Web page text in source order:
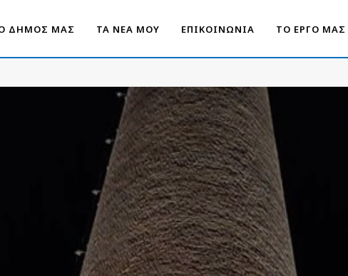
ΔΗΜΟΣ ΜΑΣ ΤΑ ΝΕΑ ΜΟΥ ΕΠΙΚΟΙΝΩΝΙΑ ΤΟ ΕΡΓΟ ΜΑΣ